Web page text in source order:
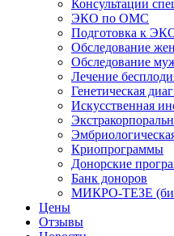
Консультации
ЭКО по ОМС
Подготовка к
Обследование
Обследование
Лечение
Генетическая
Искусственная
Криопрограммы
Донорские
Банк доноров
МИКРО-ТЕЗЕ
Цены
Отзывы